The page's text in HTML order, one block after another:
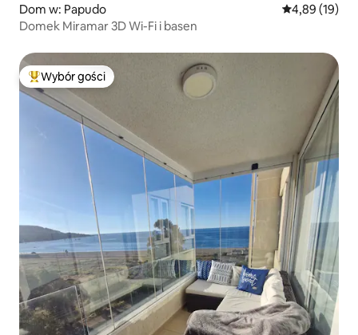
Dom w: Papudo Średnia
4,89 (19)
Domek Miramar 3D Wi-Fi i basen
Najpopularniejsze z kategorii Wybór gości
Wybór gości